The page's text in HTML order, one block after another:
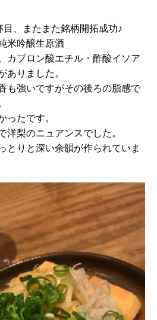
、またまた銘柄開拓成功♪
米吟醸生原酒
カプロン酸エチル・酢酸イソア
ありました。
も強いですがその後ろの脂感で
ったです。
洋梨のニュアンスでした。
とりと深い余韻が作られていま